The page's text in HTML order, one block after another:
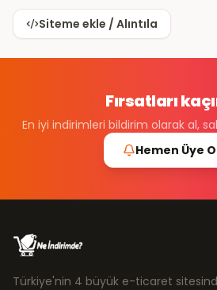
Siteme ekle / Alıntıla
Fırsatları
En iyi indirimleri bildirim olarak al,
Hemen Üye
Türkiye'nin 4 büyük e-ticaret